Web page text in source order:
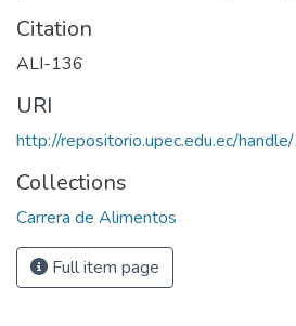
Citation
ALI-136
URI
http://repositorio.upec.edu.ec/
Collections
Carrera de Alimentos
Full item page